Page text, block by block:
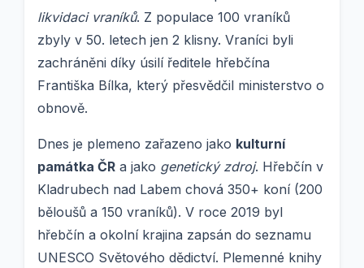
likvidaci vraníků. Z populace 100 vraníků
zbyly v 50. letech jen 2 klisny. Vraníci byli
zachráněni díky úsilí ředitele hřebčína
Františka Bílka, který přesvědčil ministerstvo o
obnově.
Dnes je plemeno zařazeno jako kulturní
památka ČR a jako genetický zdroj. Hřebčín v
Kladrubech nad Labem chová 350+ koní (200
běloušů a 150 vraníků). V roce 2019 byl
hřebčín a okolní krajina zapsán do seznamu
UNESCO Světového dědictví. Plemenné knihy